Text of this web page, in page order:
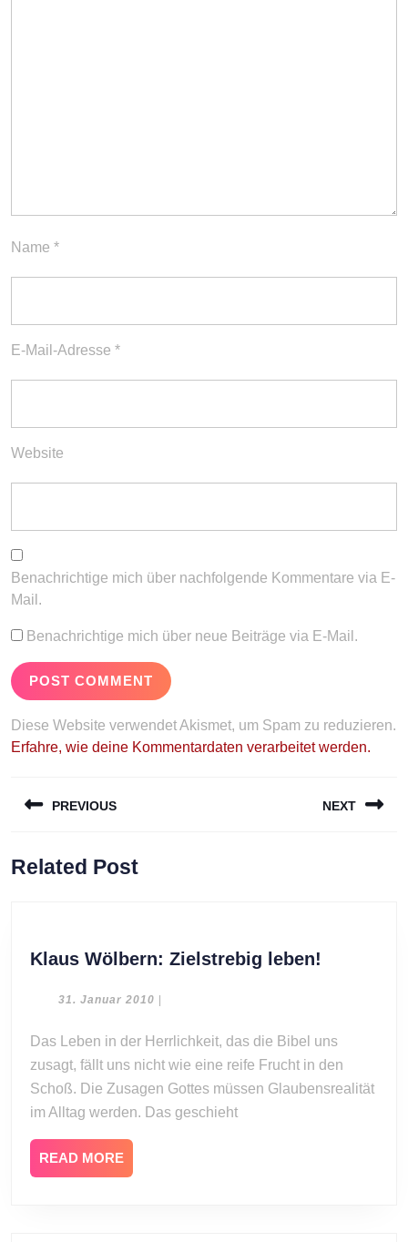
Name *
E-Mail-Adresse *
Website
Benachrichtige mich über nachfolgende Kommentare via E-
Mail.
Benachrichtige mich über neue Beiträge via E-Mail.
Diese Website verwendet Akismet, um Spam zu reduzieren.
Erfahre, wie deine Kommentardaten verarbeitet werden.
PREVIOUS
post:
NEXT
Related Post
Klaus Wölbern: Zielstrebig leben!
31. Januar 2010 31.
|
Das Leben in der Herrlichkeit, das die Bibel uns
zusagt, fällt uns nicht wie eine reife Frucht in den
Schoß. Die Zusagen Gottes müssen Glaubensrealität
im Alltag werden. Das geschieht
READ MORE
MORE